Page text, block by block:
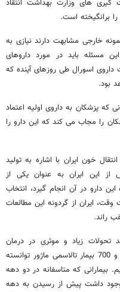
های وزارت بهداشت انتقاد
را برانگیخته است.
خارجی مشابهت دارند نیازی به
مسئله باید در مورد داروهای
داروی اسورال طی روزهای آینده که
بود.
که پزشکان به داروی اولیه اعتماد
را مجاب می کند که این دارو را
خون ایران با اشاره به تولید
از این ایران به عنوان یکی از
دارو در آن انجام گیرد، انتخاب
ایران از گردونه این مطالعات
راند.
گذشته شاهد تحولات زیاد و موثری در درمان
بیماران تالاسمی بوده ایم و با وجود 18 هزار و 700 بیمار تالاسمی ماژور توانسته
بیمارانی که متاسفانه در دو دهه
وجود داشت پیش از رسیدن به دهه